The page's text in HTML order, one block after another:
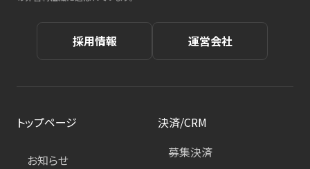
採用情報 運営会社
トップページ
お知らせ
決済/CRM
募集決済